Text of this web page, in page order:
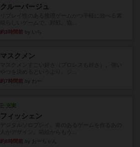
クルーバージュ
約3時間前
マスクメン
約7時間前
充実
フィッシェン
約8時間前